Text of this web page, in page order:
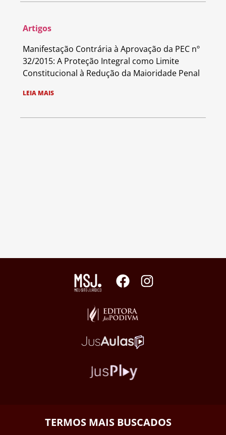
Artigos
Manifestação Contrária à Aprovação da PEC nº
32/2015: A Proteção Integral como Limite
Constitucional à Redução da Maioridade Penal
LEIA MAIS
TERMOS MAIS BUSCADOS